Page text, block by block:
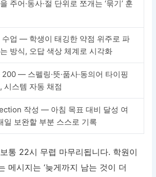
주어·동사·절 단위로 쪼개는 ‘묶기’ 훈
수업 — 학생이 태깅한 약점 위주로 파
방식, 오답 색상 체계로 시각화
200 — 스펠링·뜻·품사·동의어 타이핑
시스템 자동 채점
작성 — 아침 목표 대비 달성 여
일 보완할 부분 스스로 기록
통 22시 무렵 마무리됩니다. 학원이
메시지는 ‘늦게까지 남는 것이 더